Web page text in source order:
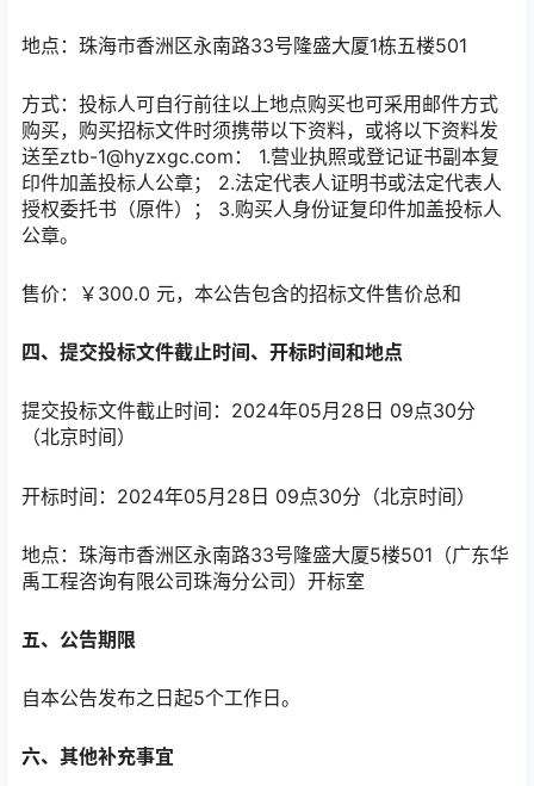
地点：珠海市香洲区永南路33号隆盛大厦1栋五楼501
方式：投标人可自行前往以上地点购买也可采用邮件方式
购买，购买招标文件时须携带以下资料，或将以下资料发
送至ztb-1@hyzxgc.com： 1.营业执照或登记证书副本复
印件加盖投标人公章； 2.法定代表人证明书或法定代表人
授权委托书（原件）； 3.购买人身份证复印件加盖投标人
公章。
售价：￥300.0 元，本公告包含的招标文件售价总和
四、提交投标文件截止时间、开标时间和地点
提交投标文件截止时间：2024年05月28日 09点30分
（北京时间）
开标时间：2024年05月28日 09点30分（北京时间）
地点：珠海市香洲区永南路33号隆盛大厦5楼501（广东华
禹工程咨询有限公司珠海分公司）开标室
五、公告期限
自本公告发布之日起5个工作日。
六、其他补充事宜